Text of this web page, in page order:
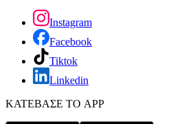
Instagram
Facebook
Tiktok
Linkedin
ΚΑΤΕΒΑΣΕ ΤΟ APP